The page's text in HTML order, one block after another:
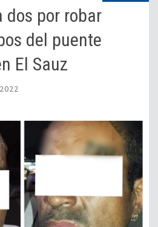
dos por robar
del puente
El Sauz